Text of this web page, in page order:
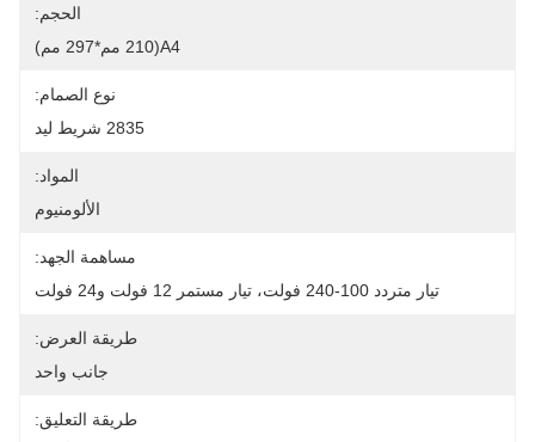
الحجم:
A4(210 مم*297 مم)
نوع الصمام:
2835 شريط ليد
المواد:
الألومنيوم
مساهمة الجهد:
تيار متردد 100-240 فولت، تيار مستمر 12 فولت و24 فولت
طريقة العرض:
جانب واحد
طريقة التعليق: